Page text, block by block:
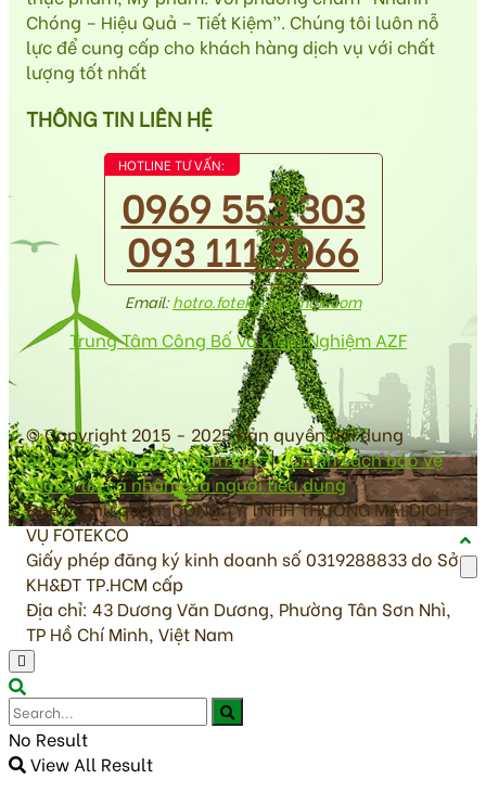
Chóng – Hiệu Quả – Tiết Kiệm”. Chúng tôi luôn nỗ
lực để cung cấp cho khách hàng dịch vụ với chất
lượng tốt nhất
THÔNG TIN LIÊN HỆ
HOTLINE TƯ VẤN:
0969 553 303
093 111 9066
Email:hotro.fotekco@gmail.com
Trung Tâm Công Bố Và Kiểm Nghiệm AZF
© Copyright 2015 - 2025 bản quyền nội dung
antoanvesinhthucpham.vn|Chính sách bảo vệ
thông tin cá nhân của người tiêu dùng
Đơn vị chủ quản: CÔNG TY TNHH THƯƠNG MẠI DỊCH
VỤ FOTEKCO
Giấy phép đăng ký kinh doanh số 0319288833 do Sở
KH&ĐT TP.HCM cấp
Địa chỉ: 43 Dương Văn Dương, Phường Tân Sơn Nhì,
TP Hồ Chí Minh, Việt Nam
No Result
View All Result